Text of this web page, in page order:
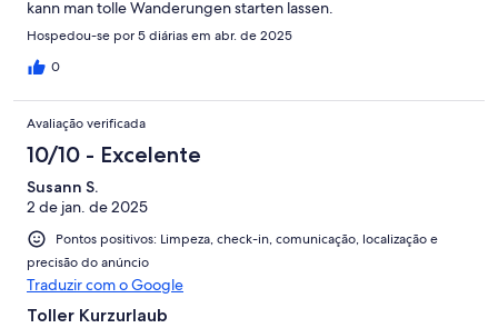
kann man tolle Wanderungen starten lassen.
Hospedou-se por 5 diárias em abr. de 2025
0
Avaliação verificada
10/10 - Excelente
Susann S.
2 de jan. de 2025
Pontos positivos: Limpeza, check-in, comunicação, localização e
precisão do anúncio
Traduzir com o Google
Toller Kurzurlaub